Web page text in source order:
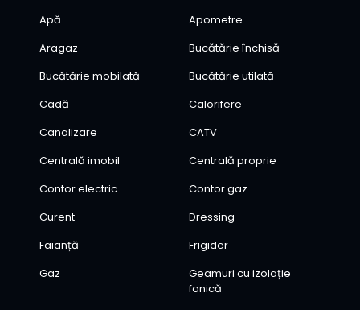
Apă
Apometre
Aragaz
Bucătărie închisă
Bucătărie mobilată
Bucătărie utilată
Cadă
Calorifere
Canalizare
CATV
Centrală imobil
Centrală proprie
Contor electric
Contor gaz
Curent
Dressing
Faianță
Frigider
Gaz
Geamuri cu izolație
fonică